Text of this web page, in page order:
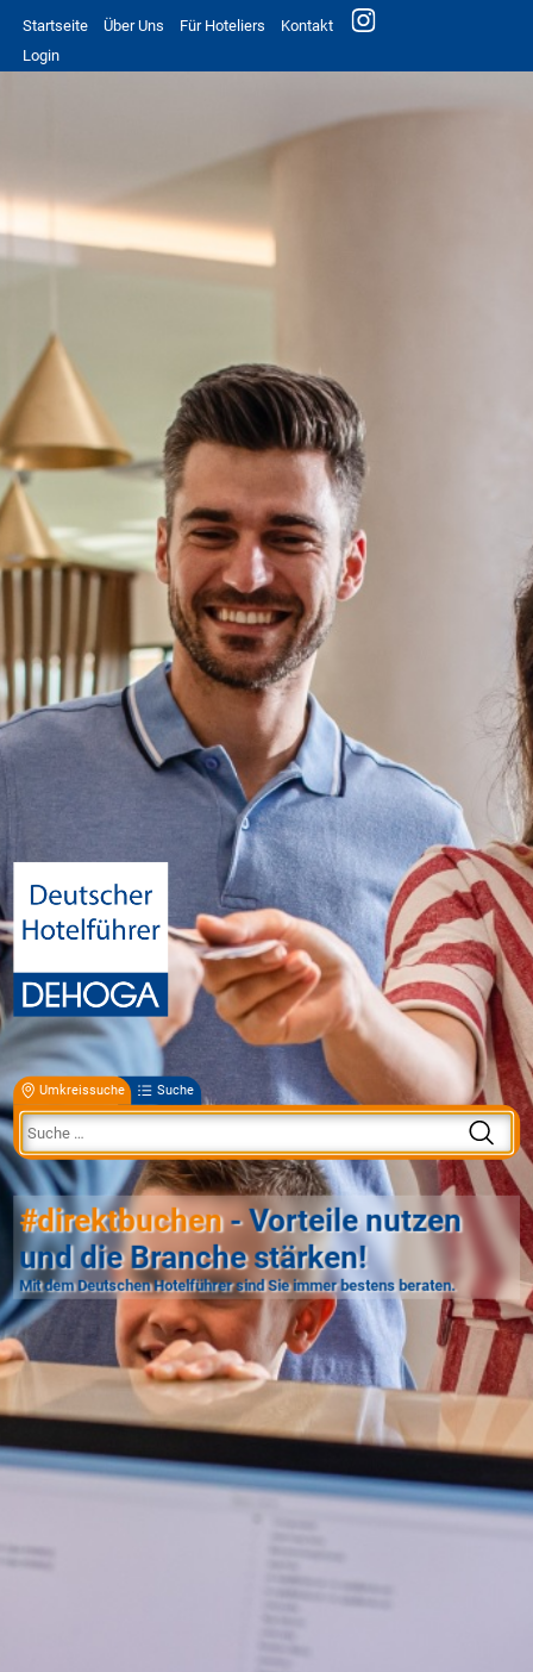
Startseite Über Uns Für Hoteliers
Kontakt
Login
Umkreissuche Suche
#direktbuchen- Vorteile nutzen
und die Branche stärken!
Mit dem Deutschen Hotelführer sind Sie immer bestens beraten.